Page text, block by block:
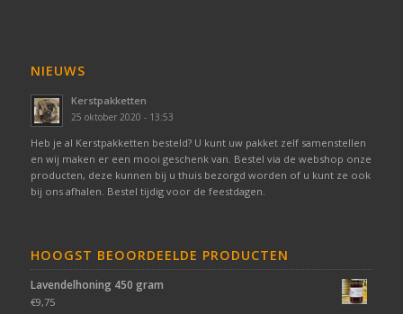
NIEUWS
Kerstpakketten
25 oktober 2020 - 13:53
Heb je al Kerstpakketten besteld? U kunt uw pakket zelf samenstellen
en wij maken er een mooi geschenk van. Bestel via de webshop onze
producten, deze kunnen bij u thuis bezorgd worden of u kunt ze ook
bij ons afhalen. Bestel tijdig voor de feestdagen.
HOOGST BEOORDEELDE PRODUCTEN
Lavendelhoning 450 gram
€9,75